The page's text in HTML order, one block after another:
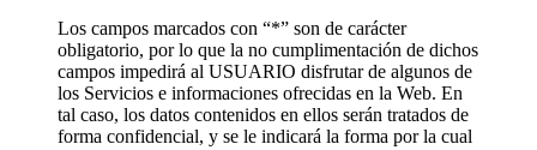
Los campos marcados con “*” son de carácter
obligatorio, por lo que la no cumplimentación de dichos
campos impedirá al USUARIO disfrutar de algunos de
los Servicios e informaciones ofrecidas en la Web. En
tal caso, los datos contenidos en ellos serán tratados de
forma confidencial, y se le indicará la forma por la cual